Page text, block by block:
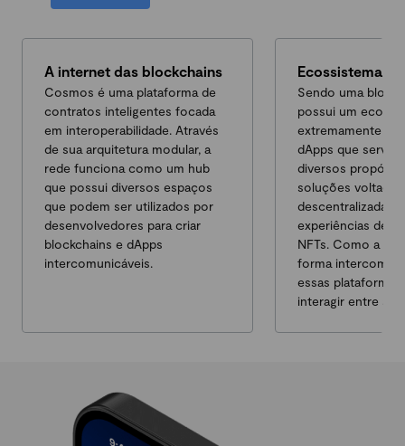
A internet das blockchains
Cosmos é uma plataforma de
contratos inteligentes focada
em interoperabilidade. Através
de sua arquitetura modular, a
rede funciona como um hub
que possui diversos espaços
que podem ser utilizados por
desenvolvedores para criar
blockchains e dApps
intercomunicáveis.
Ecossistema
Sendo uma
possui um
extremamente
dApps que
diversos
soluções voltadas
descentralizadas
experiências de
NFTs. Como a
forma
essas
interagir entre sí.